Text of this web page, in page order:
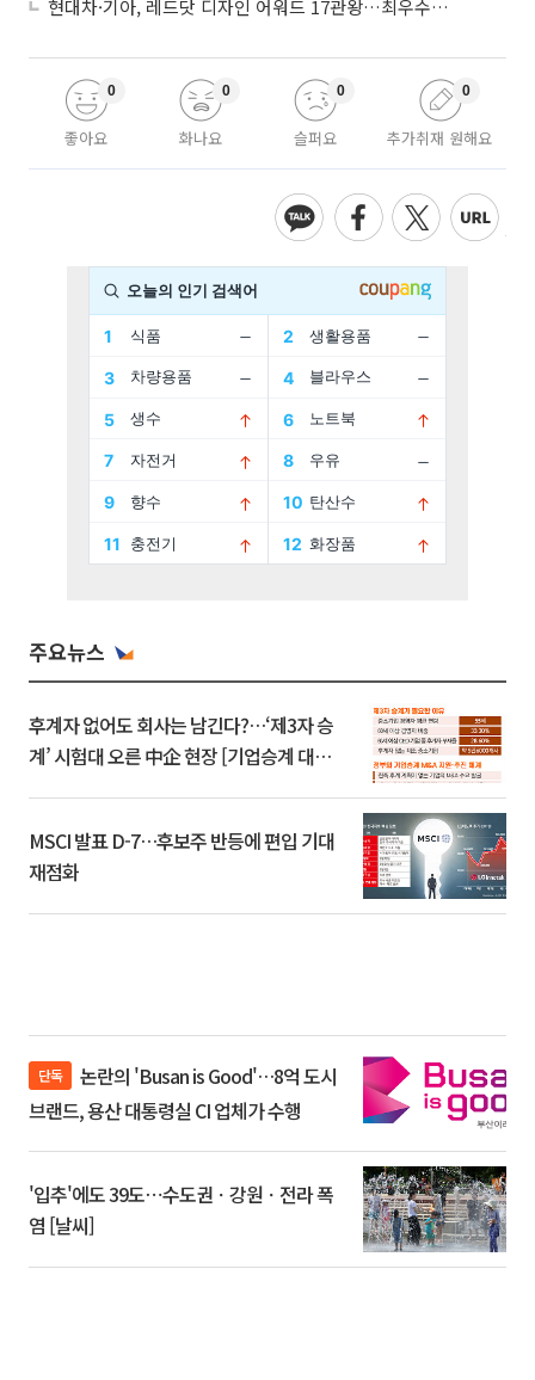
현대차·기아, 레드닷 디자인 어워드 17관왕…최우수상 2개 수상
좋아요
0
화나요
0
슬퍼요
0
추가취재 원해요
0
주요뉴스
후계자 없어도 회사는 남긴다?…‘제3자 승
계’ 시험대 오른 中企 현장 [기업승계 대전
MSCI 발표 D-7…후보주 반등에 편입 기대
재점화
단독
브랜드, 용산 대통령실 CI 업체가 수행
'입추'에도 39도⋯수도권ㆍ강원ㆍ전라 폭
염 [날씨]